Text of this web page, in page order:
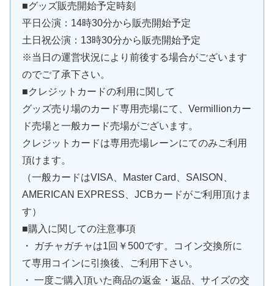
■グッズ販売開始予定時刻
平日公演：14時30分から販売開始予定
土日祝公演：13時30分から販売開始予定
※当日の運営状況により前後する場合がございます
のでご了承下さい。
■クレジットカードの利用に関して
グッズ売り場のカード専用売場にて、Vermillionカー
ド売場と一般カード売場がございます。
クレジットカードは専用売場レーンにてのみご利用
頂けます。
（一般カードはVISA、Master Card、SAISON、
AMERICAN EXPRESS、JCBカードがご利用頂けま
す）
■購入に関しての注意事項
・ ガチャガチャは1回￥500です。コイン交換所に
て専用コインに引換後、ご利用下さい。
・ 一度ご購入頂いた商品の返金・返品、サイズの交